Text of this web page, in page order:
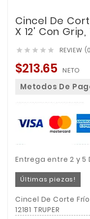
Cincel De
X 12' Con
     REVIEW
$213.65 NETO
Metodos De
Entrega entre 2 y 5
Últimas piezas!
Cincel De Corte Frío
12181 TRUPER